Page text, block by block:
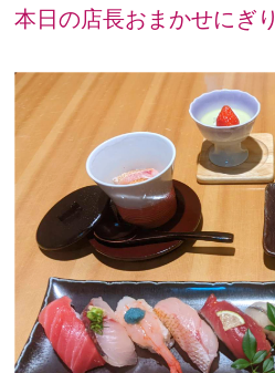
本日の店長おまかせにぎり